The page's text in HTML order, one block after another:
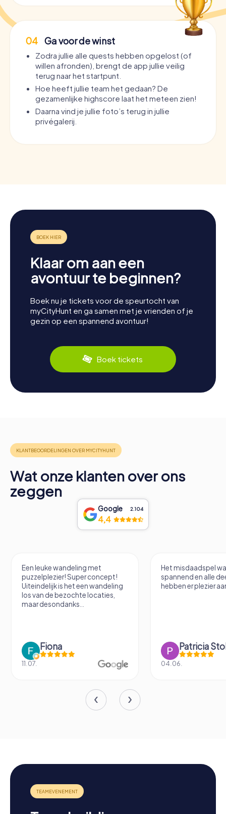
04 Ga voor de winst
Zodra jullie alle quests hebben opgelost (of
willen afronden), brengt de app jullie veilig
terug naar het startpunt.
Hoe heeft jullie team het gedaan? De
gezamenlijke highscore laat het meteen zien!
Daarna vind je jullie foto’s terug in jullie
privégalerij.
Klaar om aan een
avontuur te beginnen?
Boek nu je tickets voor de speurtocht van
myCityHunt en ga samen met je vrienden of je
gezin op een spannend avontuur!
Boek tickets
Wat onze klanten over ons
zeggen
Google 2.104
4,4
Een leuke wandeling met
puzzelplezier! Super concept!
Uiteindelijk is het een wandeling
los van de bezochte locaties,
maar desondanks...
Fiona
11.07.
Het misdaadspel
spannend en alle
hebben er plezier
Patricia
04.06.